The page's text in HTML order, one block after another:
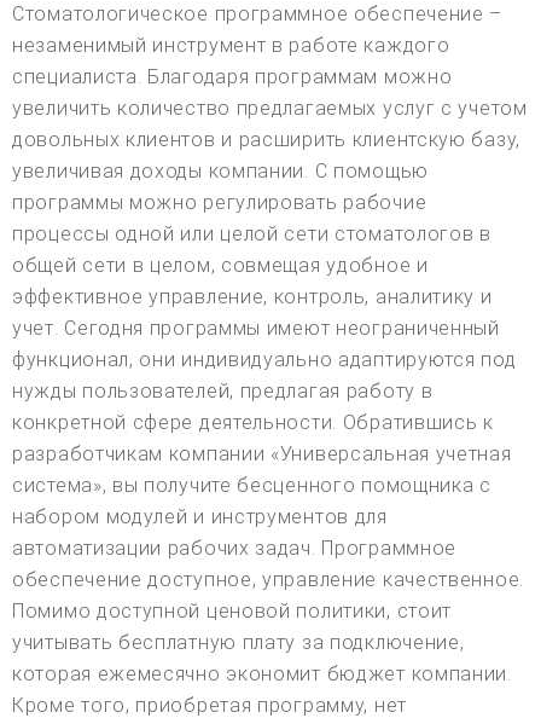
Стоматологическое программное обеспечение –
незаменимый инструмент в работе каждого
специалиста. Благодаря программам можно
увеличить количество предлагаемых услуг с учетом
довольных клиентов и расширить клиентскую базу,
увеличивая доходы компании. С помощью
программы можно регулировать рабочие
процессы одной или целой сети стоматологов в
общей сети в целом, совмещая удобное и
эффективное управление, контроль, аналитику и
учет. Сегодня программы имеют неограниченный
функционал, они индивидуально адаптируются под
нужды пользователей, предлагая работу в
конкретной сфере деятельности. Обратившись к
разработчикам компании «Универсальная учетная
система», вы получите бесценного помощника с
набором модулей и инструментов для
автоматизации рабочих задач. Программное
обеспечение доступное, управление качественное.
Помимо доступной ценовой политики, стоит
учитывать бесплатную плату за подключение,
которая ежемесячно экономит бюджет компании.
Кроме того, приобретая программу, нет